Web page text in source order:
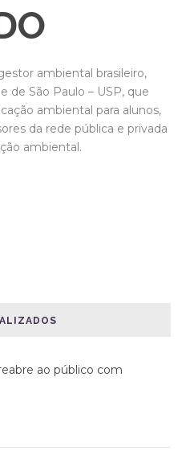
ambiental brasileiro,
de São Paulo – USP, que
ambiental para alunos,
da rede pública e privada
ambiental.
ao público com